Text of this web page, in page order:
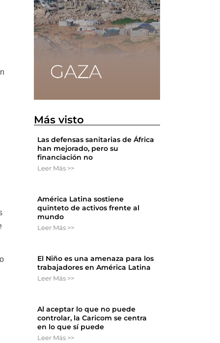
Más visto
Las defensas sanitarias de África
han mejorado, pero su
financiación no
Leer Más >>
América Latina sostiene
quinteto de activos frente al
mundo
Leer Más >>
El Niño es una amenaza para los
trabajadores en América Latina
Leer Más >>
Al aceptar lo que no puede
controlar, la Caricom se centra
en lo que sí puede
Leer Más >>